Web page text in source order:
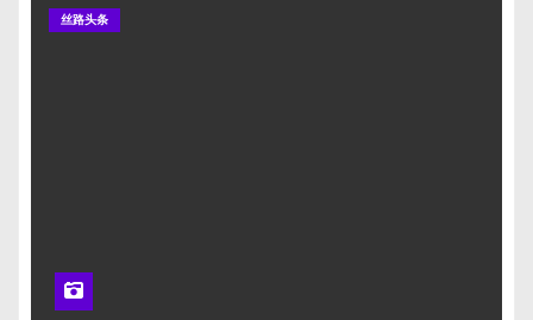
丝路头条